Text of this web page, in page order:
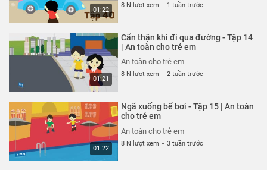
03:35
| An toàn cho trẻ em
An toàn cho trẻ em
26 N lượt xem
02:48
322 | An toàn cho trẻ em
An toàn cho trẻ em
26 N lượt xem
01:22
8 N lượt xem - 1 tuần trước
01:21
Cẩn thận khi đi qua đường - Tập 14
| An toàn cho trẻ em
An toàn cho trẻ em
8 N lượt xem - 2 tuần trước
01:22
Ngã xuống bể bơi - Tập 15 | An toàn
cho trẻ em
An toàn cho trẻ em
8 N lượt xem - 3 tuần trước